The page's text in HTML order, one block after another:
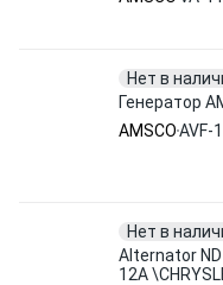
Нет в
Генератор
AMSCOAVF-
Нет в
Alternator ND
12A